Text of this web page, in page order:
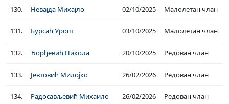
130. Невајда Михајло 02/10/2025 Малолетан члан
131. Бурсаћ Урош 03/10/2025 Малолетан члан
132. Ђорђевић Никола 20/10/2025 Редован члан
133. Јевтовић Милојко 26/02/2026 Редован члан
134. Радосављевић Михаило 26/02/2026 Редован члан